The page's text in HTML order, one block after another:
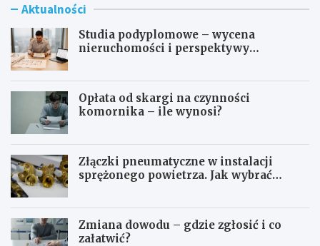
Aktualności
Studia podyplomowe – wycena
nieruchomości i perspektywy
Opłata od skargi na czynności
komornika – ile wynosi?
Złączki pneumatyczne w instalacji
sprężonego powietrza. Jak wybrać
Zmiana dowodu – gdzie zgłosić i co
załatwić?